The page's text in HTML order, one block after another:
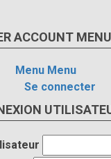
ACCOUNT MENU
Menu Menu
Se connecter